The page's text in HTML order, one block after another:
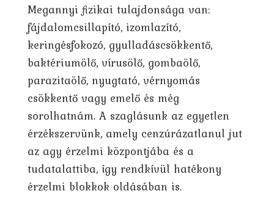
Megannyi fizikai tulajdonsága van:
fájdalomcsillapító, izomlazító,
keringésfokozó, gyulladáscsökkentő,
baktériumölő, vírusölő, gombaölő,
parazitaölő, nyugtató, vérnyomás
csökkentő vagy emelő és még
sorolhatnám. A szaglásunk az egyetlen
érzékszervünk, amely cenzúrázatlanul jut
az agy érzelmi központjába és a
tudatalattiba, így rendkívül hatékony
érzelmi blokkok oldásában is.